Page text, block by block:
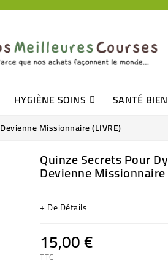
HYGIÈNE SOINS SANTÉ
Missionnaire (LIVRE)
Quinze Secrets Pour
Devienne Missionnaire
+ De Détails
15,00 €
TTC